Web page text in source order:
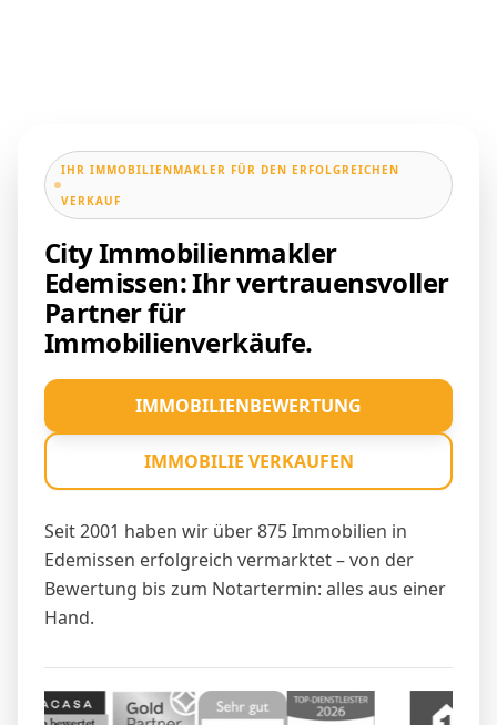
IHR IMMOBILIENMAKLER FÜR DEN ERFOLGREICHEN
VERKAUF
City Immobilienmakler
Edemissen: Ihr vertrauensvoller
Partner für
Immobilienverkäufe.
Seit 2001 haben wir über 875 Immobilien in
Edemissen erfolgreich vermarktet – von der
Bewertung bis zum Notartermin: alles aus einer
Hand.
IMMOBILIENBEWERTUNG
IMMOBILIE VERKAUFEN